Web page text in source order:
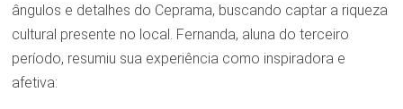
ângulos e detalhes do Ceprama, buscando captar a riqueza
cultural presente no local. Fernanda, aluna do terceiro
período, resumiu sua experiência como inspiradora e
afetiva: